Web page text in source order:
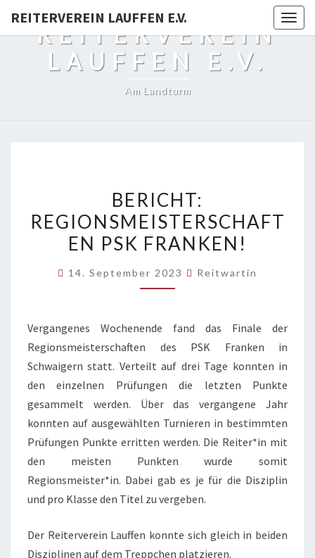
REITERVEREIN LAUFFEN E.V.
REITERVEREIN
LAUFFEN E.V.
Am Landturm
PSK
FRANKEN!
BERICHT:
REGIONSMEISTERSCHAFT
EN PSK FRANKEN!
14. September 2023 Reitwartin
Vergangenes Wochenende fand das Finale der
Regionsmeisterschaften des PSK Franken in
Schwaigern statt. Verteilt auf drei Tage konnten in
den einzelnen Prüfungen die letzten Punkte
gesammelt werden. Über das vergangene Jahr
konnten auf ausgewählten Turnieren in bestimmten
Prüfungen Punkte erritten werden. Die Reiter*in mit
den meisten Punkten wurde somit
Regionsmeister*in. Dabei gab es je für die Disziplin
und pro Klasse den Titel zu vergeben.
Der Reiterverein Lauffen konnte sich gleich in beiden
Disziplinen auf dem Treppchen platzieren.